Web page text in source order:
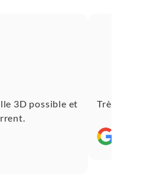
3D possible et
Très rapide,